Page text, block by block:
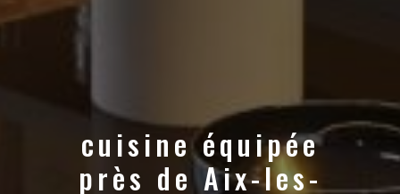
cuisine équipée
près de Aix-les-